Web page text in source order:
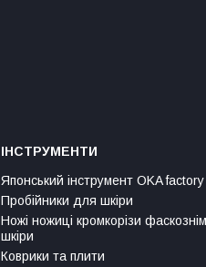
ІНСТРУМЕНТИ
Японський інструмент OKA factory
Пробійники для шкіри
Ножі ножиці кромкорізи
шкіри
Коврики та плити